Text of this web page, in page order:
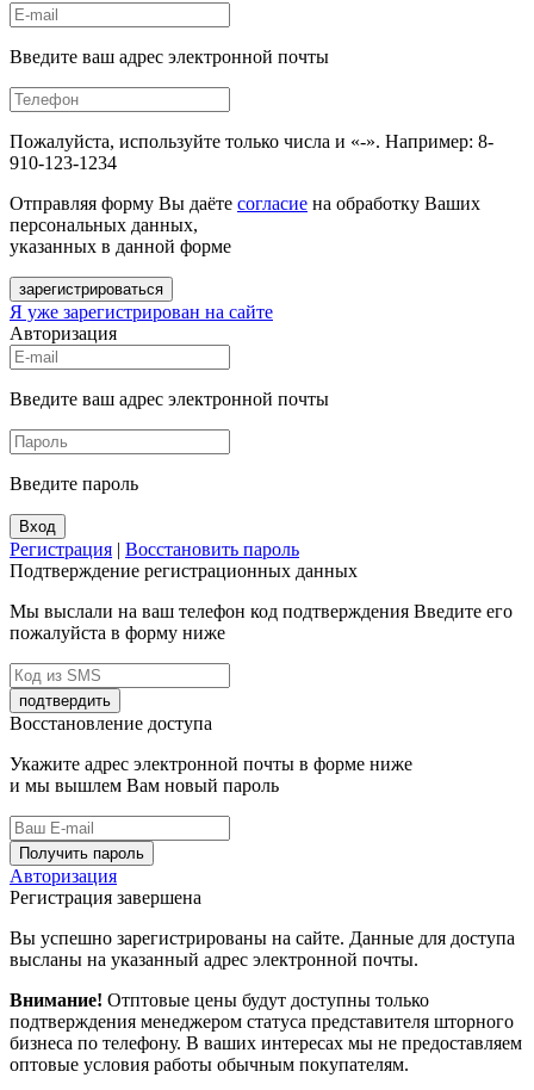
Введите ваш адрес электронной почты
Пожалуйста, используйте только числа и «-». Например: 8-
910-123-1234
Отправляя форму Вы даёте согласие на обработку Ваших
персональных данных,
указанных в данной форме
зарегистрироваться
Я уже зарегистрирован на сайте
Авторизация
Введите ваш адрес электронной почты
Введите пароль
Вход
Регистрация | Восстановить пароль
Подтверждение регистрационных данных
Мы выслали на ваш телефон код подтверждения Введите его
пожалуйста в форму ниже
подтвердить
Восстановление доступа
Укажите адрес электронной почты в форме ниже
и мы вышлем Вам новый пароль
Получить пароль
Авторизация
Регистрация завершена
Вы успешно зарегистрированы на сайте. Данные для доступа
высланы на указанный адрес электронной почты.
Внимание! Отптовые цены будут доступны только
подтверждения менеджером статуса представителя шторного
бизнеса по телефону. В ваших интересах мы не предоставляем
оптовые условия работы обычным покупателям.